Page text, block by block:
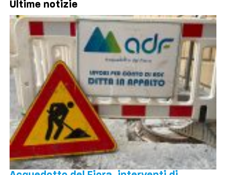
Ultime notizie